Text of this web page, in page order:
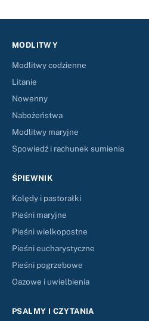
MODLITWY
Modlitwy codzienne
Litanie
Nowenny
Nabożeństwa
Modlitwy maryjne
Spowiedź i rachunek sumienia
ŚPIEWNIK
Kolędy i pastorałki
Pieśni maryjne
Pieśni wielkopostne
Pieśni eucharystyczne
Pieśni pogrzebowe
Oazowe i uwielbienia
PSALMY I CZYTANIA